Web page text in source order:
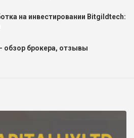
на инвестировании Bitgildtech:
обзор брокера, отзывы